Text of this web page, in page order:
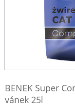
BENEK Super
vánek 25l